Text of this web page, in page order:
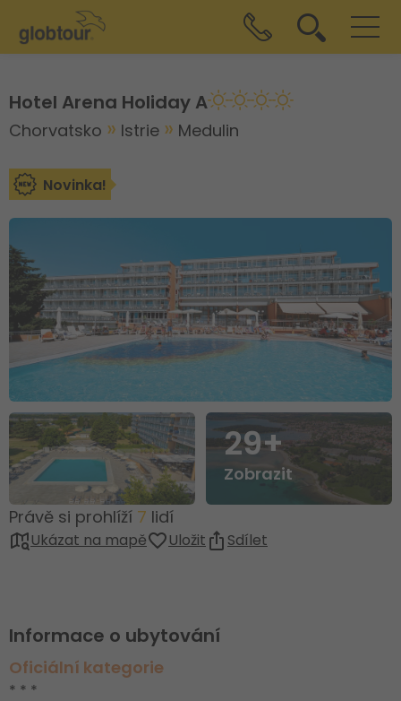
Hotel Arena Holiday A
Chorvatsko Istrie Medulin
Novinka!
29+
Zobrazit
Právě si prohlíží 7 lidí
Ukázat na mapě Uložit Sdílet
Informace o ubytování
Oficiální kategorie
* * *